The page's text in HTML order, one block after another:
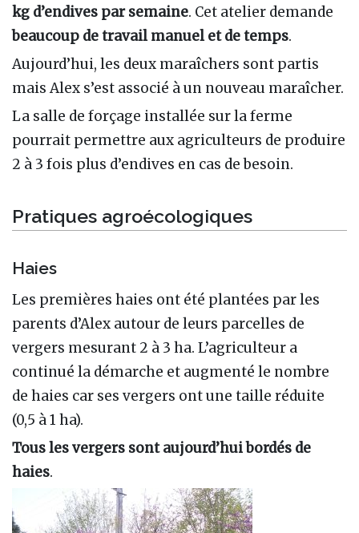
kg d’endives par semaine. Cet atelier demande
beaucoup de travail manuel et de temps.
Aujourd’hui, les deux maraîchers sont partis
mais Alex s’est associé à un nouveau maraîcher.
La salle de forçage installée sur la ferme
pourrait permettre aux agriculteurs de produire
2 à 3 fois plus d’endives en cas de besoin.
Pratiques agroécologiques
Haies
Les premières haies ont été plantées par les
parents d’Alex autour de leurs parcelles de
vergers mesurant 2 à 3 ha. L’agriculteur a
continué la démarche et augmenté le nombre
de haies car ses vergers ont une taille réduite
(0,5 à 1 ha).
Tous les vergers sont aujourd’hui bordés de
haies.